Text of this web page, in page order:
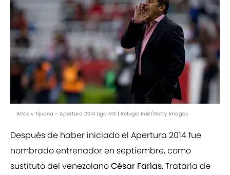
Atlas v Tijuana - Apertura 2014 Liga MX | Refugio Ruiz/Getty Images
Después de haber iniciado el Apertura 2014 fue
nombrado entrenador en septiembre, como
sustituto del venezolanoCésar Farías.Trataría de